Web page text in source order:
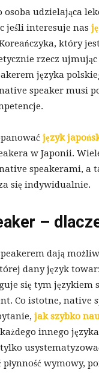
osoba udzielająca
jeśli interesuje nas
który
rzecz
języka
speaker musi
język
w Japonii.
speakerami, a
się indywidualnie.
–
dają
dany język
się tym językiem
Co istotne, native
jak szybko
innego
wymowy,